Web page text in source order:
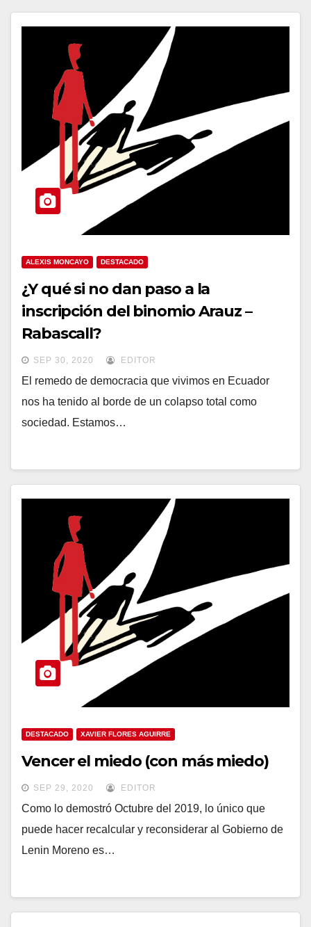
ALEXIS MONCAYO DESTACADO
¿Y qué si no dan paso a la
inscripción del binomio Arauz –
Rabascall?
SEP 30, 2020 EDITOR
El remedo de democracia que vivimos en Ecuador
nos ha tenido al borde de un colapso total como
sociedad. Estamos…
DESTACADO XAVIER FLORES AGUIRRE
Vencer el miedo (con más miedo)
SEP 29, 2020 EDITOR
Como lo demostró Octubre del 2019, lo único que
puede hacer recalcular y reconsiderar al Gobierno de
Lenin Moreno es…